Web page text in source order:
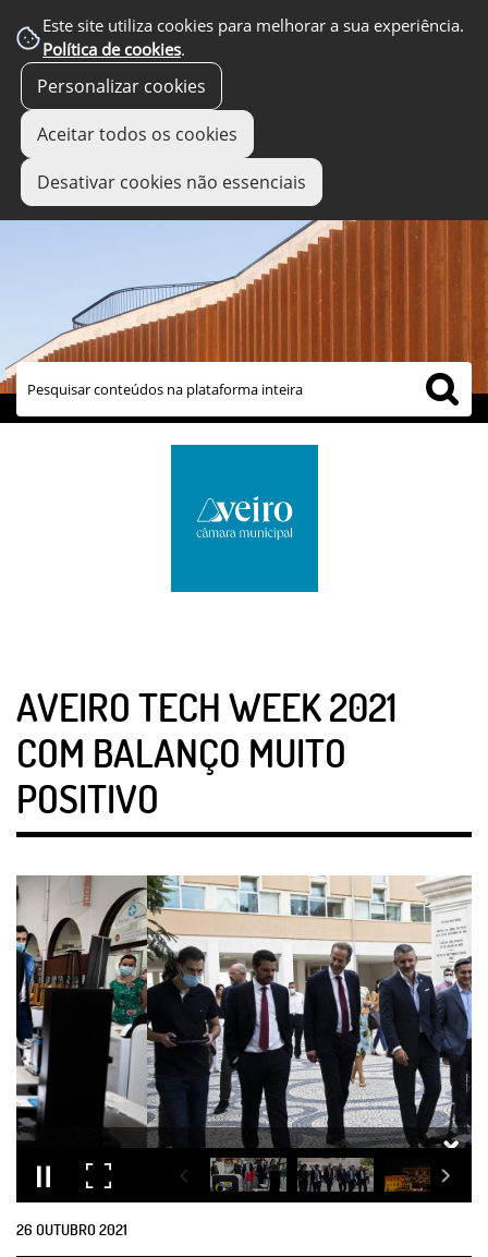
Este site utiliza cookies para melhorar a sua experiência.
Política de cookies.
Personalizar cookies
Aceitar todos os cookies
Desativar cookies não essenciais
links úteis
AVEIRO TECH WEEK 2021
COM BALANÇO MUITO
POSITIVO
26 OUTUBRO2021